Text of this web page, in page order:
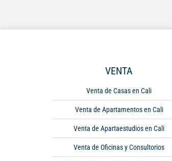
VENTA
Venta de Casas en Cali
Venta de Apartamentos en Cali
Venta de Apartaestudios en Cali
Venta de Oficinas y Consultorios